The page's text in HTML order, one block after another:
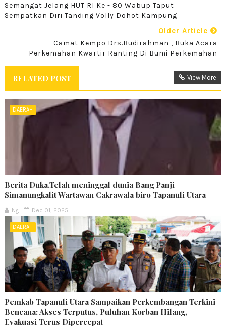
Semangat Jelang HUT RI Ke - 80 Wabup Taput
Sempatkan Diri Tanding Volly Dohot Kampung
Older Article
Camat Kempo Drs.Budirahman , Buka Acara
Perkemahan Kwartir Ranting Di Bumi Perkemahan
RELATED POST View More
DAERAH
Berita Duka.Telah meninggal dunia Bang Panji
Simanungkalit Wartawan Cakrawala biro Tapanuli Utara
Ng Dec 01, 2025
DAERAH
Pemkab Tapanuli Utara Sampaikan Perkembangan Terkini
Bencana: Akses Terputus, Puluhan Korban Hilang,
Evakuasi Terus Dipercepat